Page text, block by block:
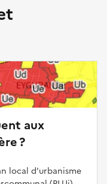
aux
?
local d’urbanisme